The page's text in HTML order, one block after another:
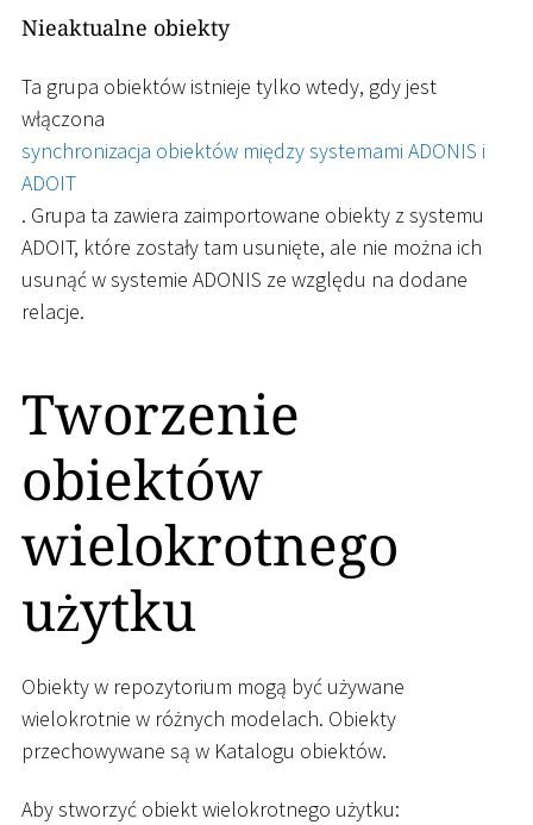
Nieaktualne obiekty
Ta grupa obiektów istnieje tylko wtedy, gdy jest
włączona
synchronizacja obiektów między systemami ADONIS i
ADOIT
. Grupa ta zawiera zaimportowane obiekty z systemu
ADOIT, które zostały tam usunięte, ale nie można ich
usunąć w systemie ADONIS ze względu na dodane
relacje.
Tworzenie
obiektów
wielokrotnego
użytku
Obiekty w repozytorium mogą być używane
wielokrotnie w różnych modelach. Obiekty
przechowywane są w Katalogu obiektów.
Aby stworzyć obiekt wielokrotnego użytku: